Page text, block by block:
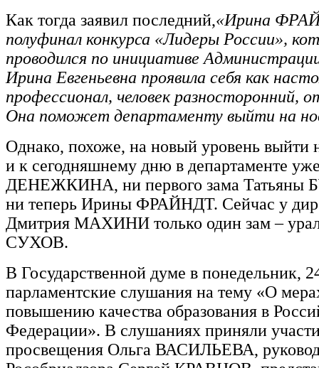
Как тогда заявил последний,«Ирина
полуфинал конкурса «Лидеры России»,
проводился по инициативе
Ирина Евгеньевна проявила себя как
профессионал, человек разносторонний,
Она поможет департаменту выйти на
Однако, похоже, на новый уровень выйти
и к сегодняшнему дню в департаменте
ДЕНЕЖКИНА, ни первого зама
ни теперь Ирины ФРАЙНДТ. Сейчас у
Дмитрия МАХИНИ только один зам –
СУХОВ.
В Государственной думе в понедельник,
парламентские слушания на тему «О
повышению качества образования в
Федерации». В слушаниях приняли
просвещения Ольга ВАСИЛЬЕВА,